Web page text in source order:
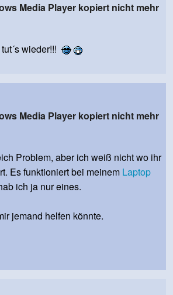
Media Player kopiert nicht mehr
wieder!!!
Media Player kopiert nicht mehr
Problem, aber ich weiß nicht wo ihr
Es funktioniert bei meinem Laptop
ich ja nur eines.
jemand helfen könnte.